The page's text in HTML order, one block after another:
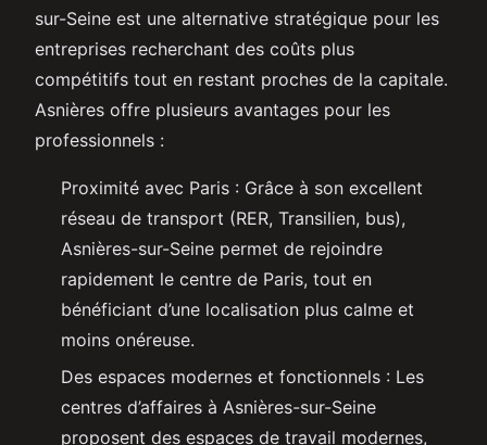
sur-Seine est une alternative stratégique pour les
entreprises recherchant des coûts plus
compétitifs tout en restant proches de la capitale.
Asnières offre plusieurs avantages pour les
professionnels :
Proximité avec Paris : Grâce à son excellent
réseau de transport (RER, Transilien, bus),
Asnières-sur-Seine permet de rejoindre
rapidement le centre de Paris, tout en
bénéficiant d’une localisation plus calme et
moins onéreuse.
Des espaces modernes et fonctionnels : Les
centres d’affaires à Asnières-sur-Seine
proposent des espaces de travail modernes,